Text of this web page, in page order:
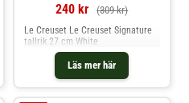
240 kr (309 kr)
Läs mer här
Le Creuset Le Creuset Signature
tallrik 27 cm White